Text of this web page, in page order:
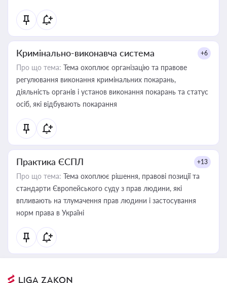
Кримінально-виконавча система +6
Про що тема: Тема охоплює організацію та правове
регулювання виконання кримінальних покарань,
діяльність органів і установ виконання покарань та статус
осіб, які відбувають покарання
Практика ЄСПЛ +13
Про що тема: Тема охоплює рішення, правові позиції та
стандарти Європейського суду з прав людини, які
впливають на тлумачення прав людини і застосування
норм права в Україні